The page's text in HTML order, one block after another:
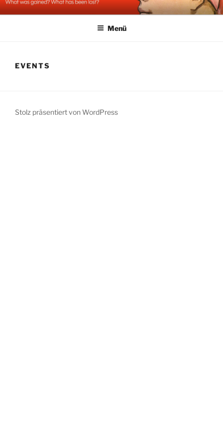
Zum
InhaltSTOLZ & EIGENSINN
Menü
EVENTS
Stolz präsentiert von WordPress